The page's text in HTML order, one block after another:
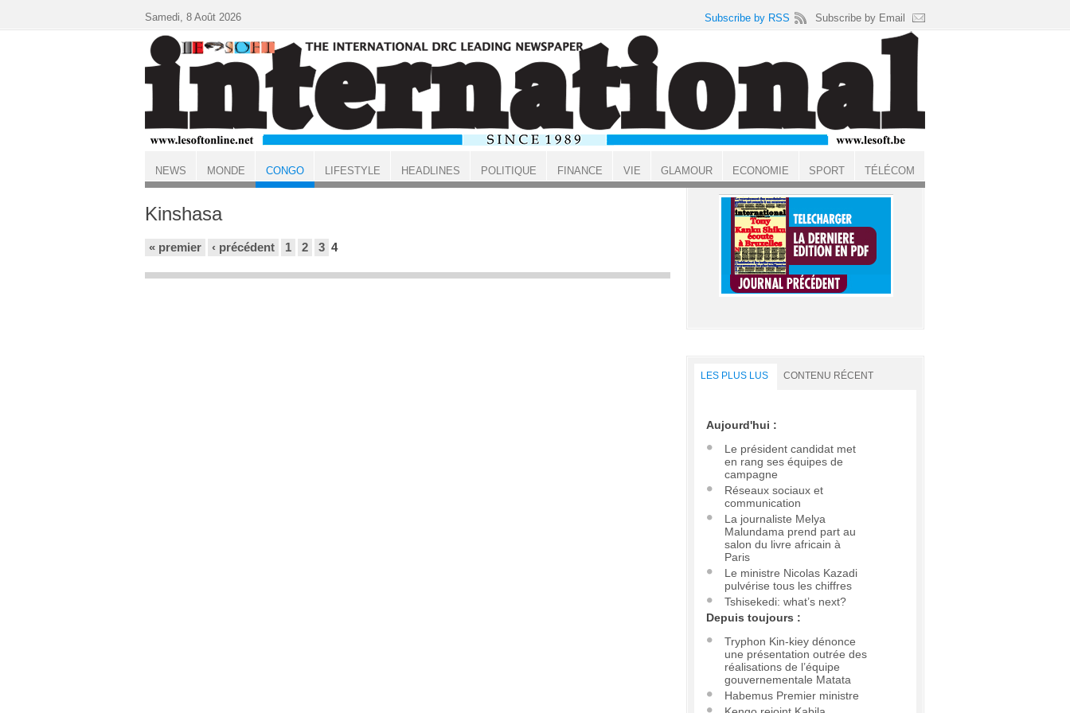
ACCUEIL CONGO
Kinshasa
« premier ‹ précédent 1 2 3 4
LES PLUS LUS CONTENU RÉCENT
Aujourd'hui :
Le président candidat met
en rang ses équipes de
campagne
Réseaux sociaux et
communication
La journaliste Melya
Malundama prend part au
salon du livre africain à
Paris
Le ministre Nicolas Kazadi
pulvérise tous les chiffres
Tshisekedi: what’s next?
Depuis toujours :
Tryphon Kin-kiey dénonce
une présentation outrée des
réalisations de l’équipe
gouvernementale Matata
Habemus Premier ministre
Samedi, 8 Août 2026 Subscribe by RSS Subscribe by Email
NEWS MONDE CONGO LIFESTYLE HEADLINES POLITIQUE FINANCE VIE GLAMOUR ECONOMIE SPORT TÉLÉCOM